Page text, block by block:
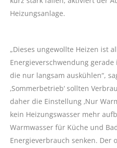
Heizungsanlage.
„Dieses ungewollte Heizen ist
Energieverschwendung
die nur langsam auskühlen“,
‚Sommerbetrieb‘ sollten
daher die Einstellung ‚Nur
kein Heizungswasser mehr
Warmwasser für Küche und
Energieverbrauch senken. Der